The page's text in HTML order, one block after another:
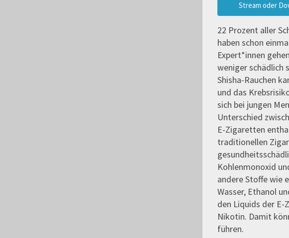
Stream oder
22 Prozent aller
haben schon
Expert*innen
weniger schädlich
Shisha-Rauchen
und das
sich bei jungen
Unterschied
E-Zigaretten
traditionellen
Kohlenmonoxid
andere Stoffe wie
Wasser, Ethanol
den Liquids der
Nikotin. Damit
führen.